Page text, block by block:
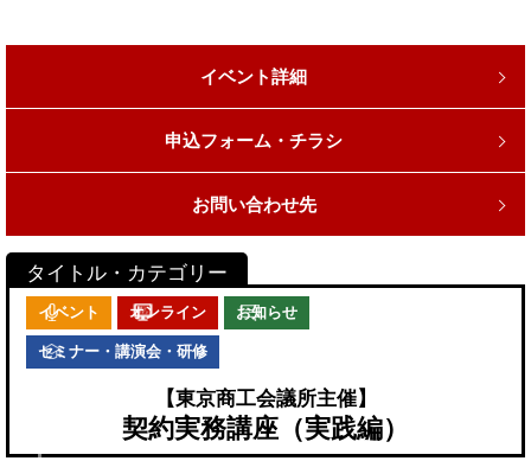
イベント詳細
申込フォーム・チラシ
お問い合わせ先
イベント オンライン お知らせ
セミナー・講演会・研修
【東京商工会議所主催】
契約実務講座（実践編）